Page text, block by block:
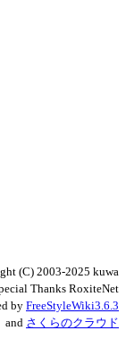
(C) 2003-2025 kuwa
Thanks RoxiteNet
by FreeStyleWiki3.6.3
and さくらのクラウド